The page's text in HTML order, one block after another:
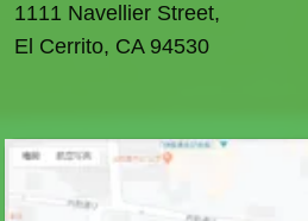
1111 Navellier Street,
El Cerrito, CA 94530